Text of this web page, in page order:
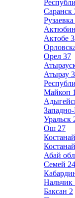
Саранск
Рузаевка
Актобе
Орел 37
Атырау
Майкоп
Западно-
Уральск
Ош 27
Костанай
Абай
Семей 24
Нальчик
Баксан 2